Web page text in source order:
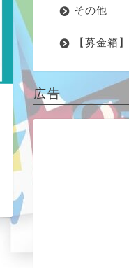
その他
【募金箱】
広告